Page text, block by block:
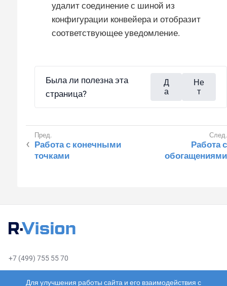
удалит соединение с шиной из
конфигурации конвейера и отобразит
соответствующее уведомление.
Была ли полезна эта
страница?
Д
а
Не
т
Работа с конечными
точками
Работа с
обогащениями
+7 (499) 755 55 70
Для улучшения работы сайта и его взаимодействия с